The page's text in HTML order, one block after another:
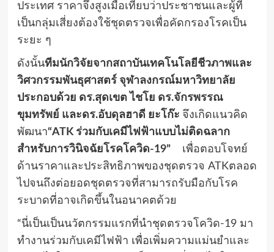
ประเทศ ราคาจึงสูงเมื่อเทียบว่าประชาชนและผู้ที่
เป็นกลุ่มเสี่ยงต้องใช้ชุดตรวจเพื่อคัดกรองโรคเป็น
ระยะ ๆ
ดังนั้นทีมนักวิจัยจากสถาบันเทคโนโลยีชีวภาพและ
วิศวกรรมพันธุศาสตร์ จุฬาลงกรณ์มหาวิทยาลัย
ประกอบด้วย ดร.สุดเขต ไชโย ดร.จักรพรรณ
ขุมทรัพย์ และดร.อับดุลฮาดี ยะโก๊ะ จึงเกิดแนวคิด
พัฒนา“ATK ร่วมกับเคมีไฟฟ้าแบบไม่ติดฉลาก
สำหรับการวินิจฉัยโรคโควิด-19”
เพื่อตอบโจทย์
ด้านราคาและประสิทธิภาพของชุดตรวจ ATKตลอด
ไปจนถึงต่อยอดชุดตรวจที่สามารถรับมือกับโรค
ระบาดที่อาจเกิดขึ้นในอนาคตด้วย
“นี่เป็นเป็นนวัตกรรมแรกที่นำชุดตรวจโควิด-19 มา
ทำงานร่วมกับเคมีไฟฟ้า เพื่อเพิ่มความแม่นยำและ